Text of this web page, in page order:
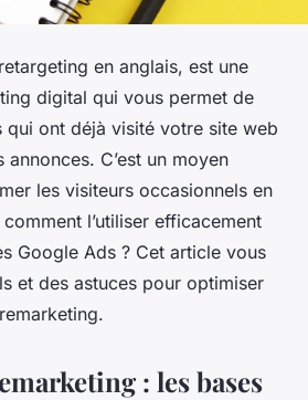
en anglais, est une
digital qui vous permet de
qui ont déjà visité votre site web
C’est un moyen
les visiteurs occasionnels en
l’utiliser efficacement
Google Ads ? Cet article vous
et des astuces pour optimiser
: les bases